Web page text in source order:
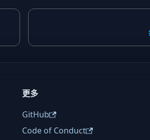
更多
GitHub
Code of Conduct